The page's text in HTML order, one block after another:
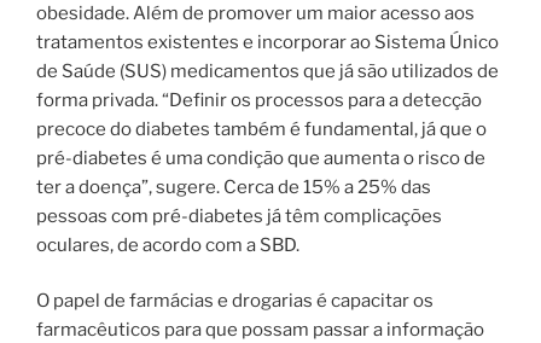
obesidade. Além de promover um maior acesso aos
tratamentos existentes e incorporar ao Sistema Único
de Saúde (SUS) medicamentos que já são utilizados de
forma privada. “Definir os processos para a detecção
precoce do diabetes também é fundamental, já que o
pré-diabetes é uma condição que aumenta o risco de
ter a doença”, sugere. Cerca de 15% a 25% das
pessoas com pré-diabetes já têm complicações
oculares, de acordo com a SBD.
O papel de farmácias e drogarias é capacitar os
farmacêuticos para que possam passar a informação